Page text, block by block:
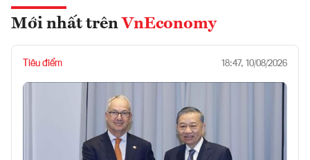
Mới nhất trên VnEconomy
Tiêu điểm 18:47, 10/08/2026